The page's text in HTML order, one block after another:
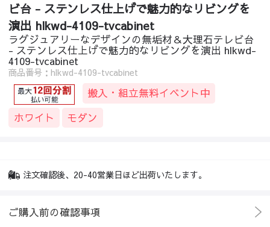
ビ台 - ステンレス仕上げで魅力的なリビングを
演出 hlkwd-4109-tvcabinet
ラグジュアリーなデザインの無垢材＆大理石テレビ台
- ステンレス仕上げで魅力的なリビングを演出 hlkwd-
4109-tvcabinet
商品番号：hlkwd-4109-tvcabinet
搬入・組立無料イベント中
ホワイト
モダン
注文確認後、20-40営業日ほど出荷いたします。
ご購入前の確認事項